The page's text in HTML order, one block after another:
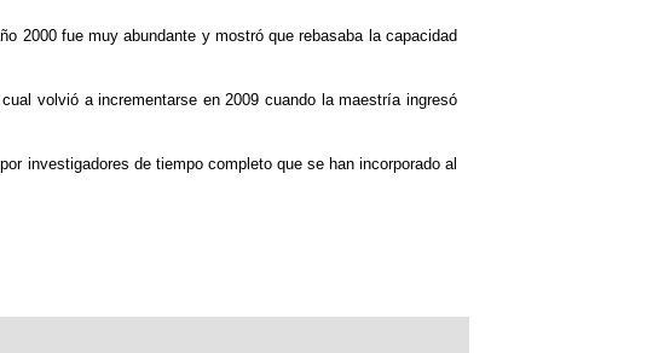
2000 fue muy abundante y mostró que rebasaba la capacidad
volvió a incrementarse en 2009 cuando la maestría ingresó
investigadores de tiempo completo que se han incorporado al